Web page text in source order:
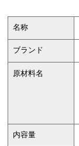
名称
ブランド
原材料名
内容量